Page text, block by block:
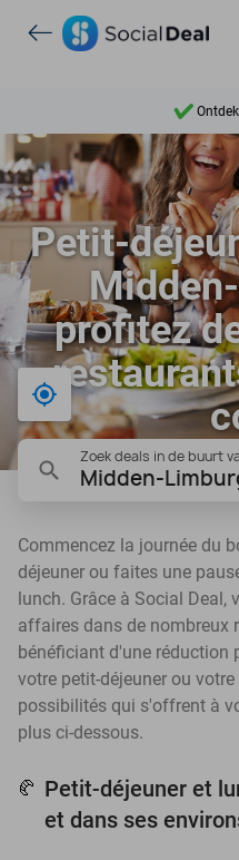
7 dagen
10+
Petit-
profitez
Bij mij in de buurt
Zoek deals in de buurt
Midden-
Commencez la journée du
déjeuner ou faites une
lunch. Grâce à Social Deal,
affaires dans de nombreux
bénéficiant d'une réduction
votre petit-déjeuner ou
possibilités qui s'offrent à
plus ci-dessous.
🥐 Petit-déjeuner et
et dans ses